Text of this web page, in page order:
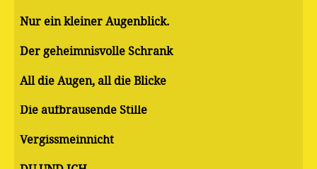
Nur ein kleiner Augenblick.
Der geheimnisvolle Schrank
All die Augen, all die Blicke
Die aufbrausende Stille
Vergissmeinnicht